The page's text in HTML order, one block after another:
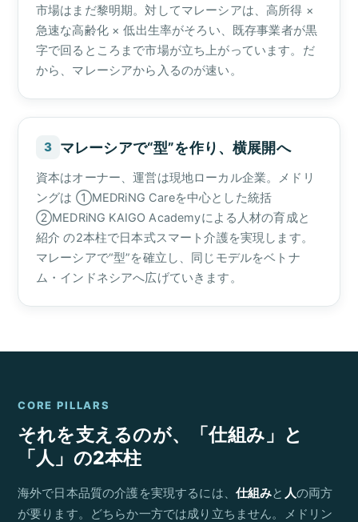
市場はまだ黎明期。対してマレーシアは、高所得 ×
急速な高齢化 × 低出生率がそろい、既存事業者が黒
字で回るところまで市場が立ち上がっています。だ
から、マレーシアから入るのが速い。
3 マレーシアで“型”を作り、横展開へ
資本はオーナー、運営は現地ローカル企業。メドリ
ングは ①MEDRiNG Careを中心とした統括
②MEDRiNG KAIGO Academyによる人材の育成と
紹介 の2本柱で日本式スマート介護を実現します。
マレーシアで“型”を確立し、同じモデルをベトナ
ム・インドネシアへ広げていきます。
CORE PILLARS
それを支えるのが、「仕組み」と
「人」の2本柱
海外で日本品質の介護を実現するには、 仕組みと 人の両方
が要ります。どちらか一方では成り立ちません。メドリン